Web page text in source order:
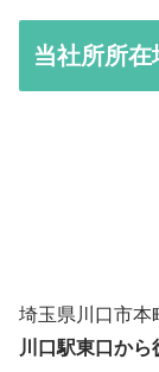
当社所所在
埼玉県川口市本
川口駅東口から